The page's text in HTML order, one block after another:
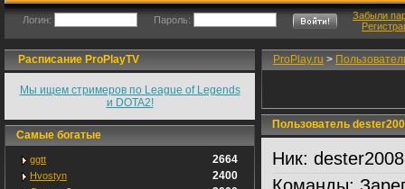
Логин: Пароль:
Забыли
Расписание ProPlayTV
Мы ищем стримеров по League of Legends
и DOTA2!
Самые богатые
ggtt 2664
Hvostyn 2400
ProPlay.ru >
Пользователь
Ник: dester2008